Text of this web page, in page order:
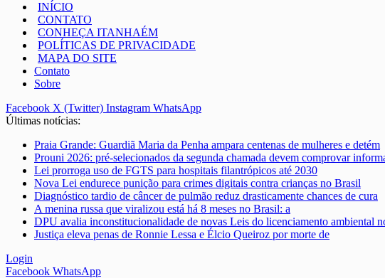
INÍCIO
CONTATO
CONHEÇA ITANHAÉM
POLÍTICAS DE PRIVACIDADE
MAPA DO SITE
Contato
Sobre
Facebook X (Twitter) Instagram WhatsApp
Últimas notícias:
Praia Grande: Guardiã Maria da Penha ampara centenas de mulheres e detém
Prouni 2026: pré-selecionados da segunda chamada devem comprovar
Lei prorroga uso de FGTS para hospitais filantrópicos até 2030
Nova Lei endurece punição para crimes digitais contra crianças no Brasil
Diagnóstico tardio de câncer de pulmão reduz drasticamente chances de cura
A menina russa que viralizou está há 8 meses no Brasil: a
DPU avalia inconstitucionalidade de novas Leis do licenciamento ambiental
Justiça eleva penas de Ronnie Lessa e Élcio Queiroz por morte de
Login
Facebook WhatsApp